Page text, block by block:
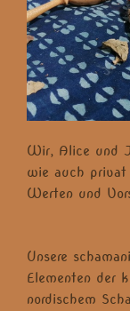
Wir, Alice und
wie auch privat
Werten und
Unsere
Elementen der
nordischem